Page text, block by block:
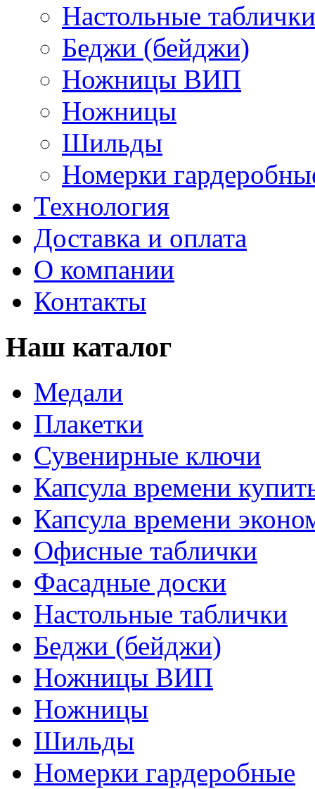
Настольные таблички
Беджи (бейджи)
Ножницы ВИП
Ножницы
Шильды
Номерки
Технология
Доставка и оплата
О компании
Контакты
Наш каталог
Медали
Плакетки
Сувенирные ключи
Капсула времени
Капсула времени
Офисные таблички
Фасадные доски
Настольные таблички
Беджи (бейджи)
Ножницы ВИП
Ножницы
Шильды
Номерки гардеробные